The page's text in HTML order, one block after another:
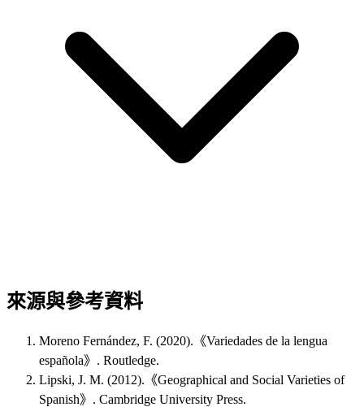
來源與參考資料
Moreno Fernández, F. (2020).《Variedades de la lengua
española》. Routledge.
Lipski, J. M. (2012).《Geographical and Social Varieties of
Spanish》. Cambridge University Press.